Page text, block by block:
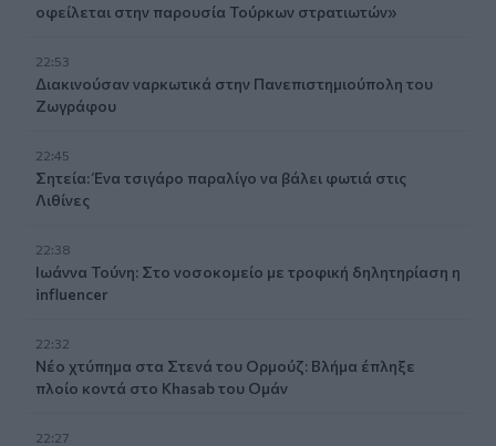
οφείλεται στην παρουσία Τούρκων στρατιωτών»
22:53
Διακινούσαν ναρκωτικά στην Πανεπιστημιούπολη του
Ζωγράφου
22:45
Σητεία: Ένα τσιγάρο παραλίγο να βάλει φωτιά στις
Λιθίνες
22:38
Ιωάννα Τούνη: Στο νοσοκομείο με τροφική δηλητηρίαση η
influencer
22:32
Νέο χτύπημα στα Στενά του Ορμούζ: Βλήμα έπληξε
πλοίο κοντά στο Khasab του Ομάν
22:27